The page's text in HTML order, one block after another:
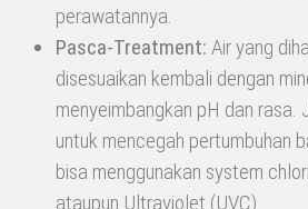
perawatannya.
Pasca-Treatment: Air yang
disesuaikan kembali dengan
menyeimbangkan pH dan
untuk mencegah pertumbuhan
bisa menggunakan system
ataupun Ultraviolet (UVC)